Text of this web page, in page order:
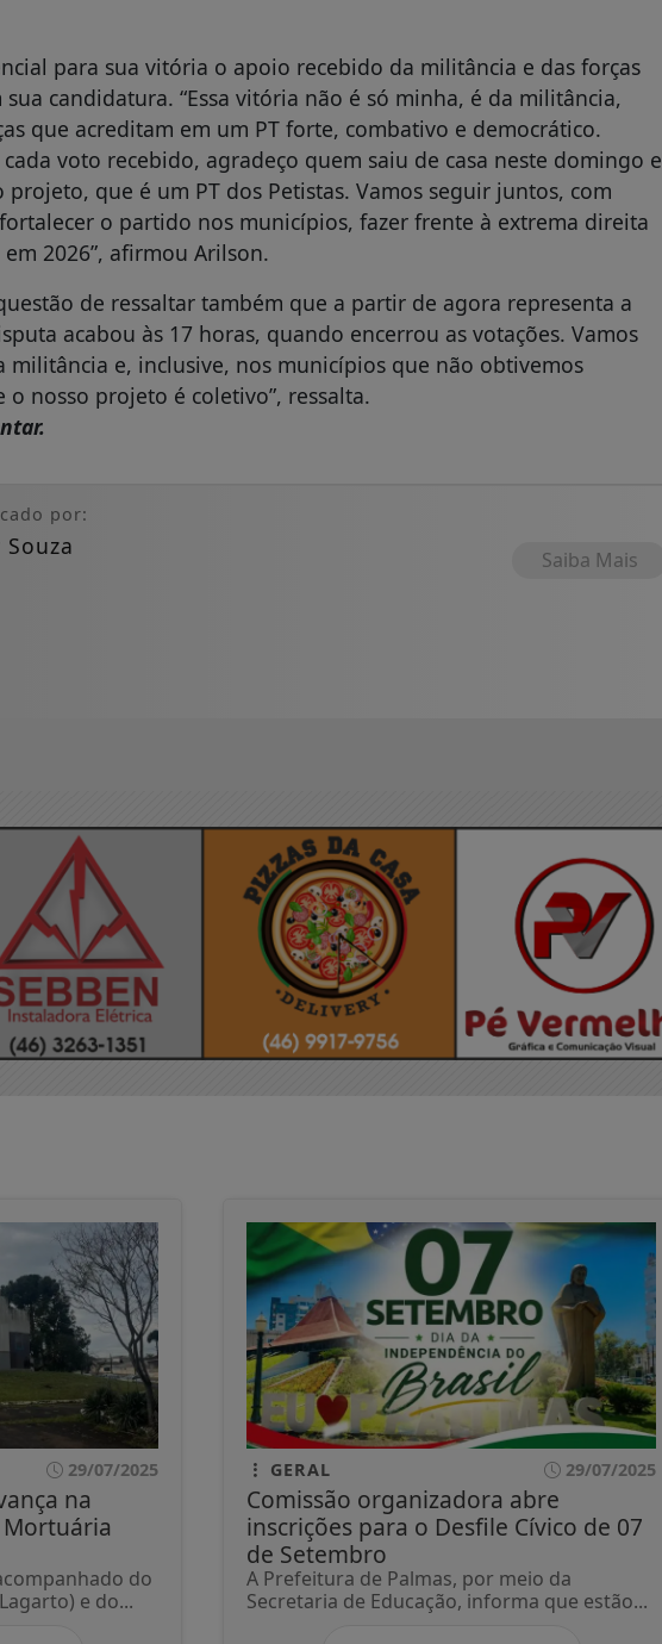
para sua vitória o apoio recebido da militância e das forças
candidatura. “Essa vitória não é só minha, é da militância,
que acreditam em um PT forte, combativo e democrático.
voto recebido, agradeço quem saiu de casa neste domingo e
que é um PT dos Petistas. Vamos seguir juntos, com
o partido nos municípios, fazer frente à extrema direita
2026”, afirmou Arilson.
de ressaltar também que a partir de agora representa a
acabou às 17 horas, quando encerrou as votações. Vamos
militância e, inclusive, nos municípios que não obtivemos
nosso projeto é coletivo”, ressalta.
por:
Souza Saiba Mais
29/07/2025
na
do
e do...
GERAL 29/07/2025
Comissão organizadora abre
inscrições para o Desfile Cívico de 07
de Setembro
A Prefeitura de Palmas, por meio da
Secretaria de Educação, informa que estão...